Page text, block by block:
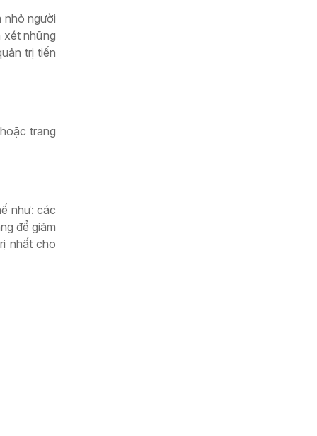
nhỏ người
xét những
trị tiến
trang
như: các
để giảm
nhất cho